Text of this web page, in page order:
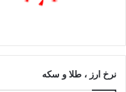
نرخ ارز ، طلا و سکه